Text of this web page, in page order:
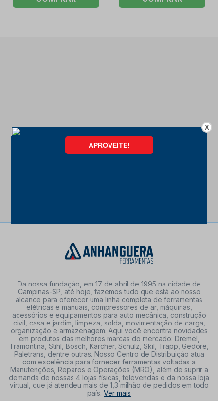
FORMAS DE PAGAMENTO
Da nossa fundação, em 17 de abril de 1995 na cidade de
Campinas-SP, até hoje, fazemos tudo que está ao nosso
alcance para oferecer uma linha completa de ferramentas
elétricas e manuais, compressores de ar, máquinas,
acessórios e equipamentos para auto mecânica, construção
civil, casa e jardim, limpeza, solda, movimentação de carga,
organização e armazenagem. Aqui você encontra novidades
em produtos das melhores marcas do mercado: Dremel,
Tramontina, Stihl, Bosch, Kärcher, Schulz, Skil, Trapp, Gedore,
Paletrans, dentre outras. Nosso Centro de Distribuição atua
com excelência para fornecer ferramentas voltadas a
Manutenções, Reparos e Operações (MRO), além de suprir a
demanda de nossas 4 lojas físicas, televendas e da nossa loja
virtual, que já atendeu mais de 1,3 milhão de pedidos em todo
país. Ver mais
X